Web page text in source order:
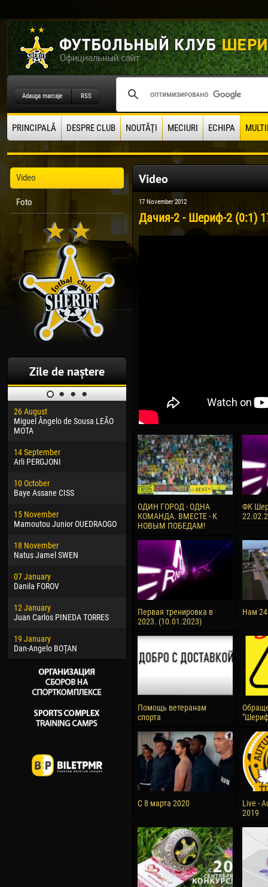
Adauga marcaje RSS
PRINCIPALĂ DESPRE CLUB NOUTĂŢI MECIURI ECHIPA
Video
Foto
Zile de naștere
26 August
Miguel Ângelo de Sousa LEÃO
MOTA
14 September
Arli PERGJONI
10 October
Baye Assane CISS
15 November
Mamoutou Junior OUEDRAOGO
18 November
Natus Jamel SWEN
07 January
Danila FOROV
12 January
Juan Carlos PINEDA TORRES
19 January
Dan-Angelo BOȚAN
30 January
Dhoraso Moreo KLAS
24 February
Vladislav COSTIN
02 March
Veaceslav COZMA
09 March
Emmanuel AFETSE
Jayder Moreno ASPRILLA
22 March
Samba KONÉ
26 March
Vitor Hugo Morais de OLIVEIRA
28 March
Raí LOPES DE OLIVEIRA
04
13
24
15
28
10
Ivan
Video
17 November 2012
Дачия-2 - Шериф-2 (0:1)
ОДИН ГОРОД - ОДНА
КОМАНДА. ВМЕСТЕ - К
НОВЫМ ПОБЕДАМ!
ФК
Первая тренировка в
2023. (10.01.2023)
Нам
Помощь ветеранам
спорта
С 8 марта 2020
Live -
2019